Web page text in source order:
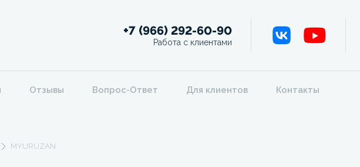
+7 (966) 292-60-90
Работа с клиентами
Отзывы Вопрос-Ответ Для клиентов Контакты
MYURUZAN